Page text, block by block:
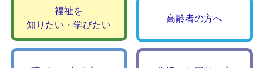
福祉を
知りたい・学びたい
高齢者の方へ